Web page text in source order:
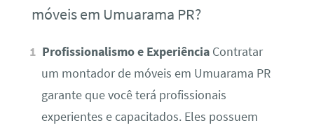
móveis em Umuarama PR?
Profissionalismo e Experiência Contratar
um montador de móveis em Umuarama PR
garante que você terá profissionais
experientes e capacitados. Eles possuem